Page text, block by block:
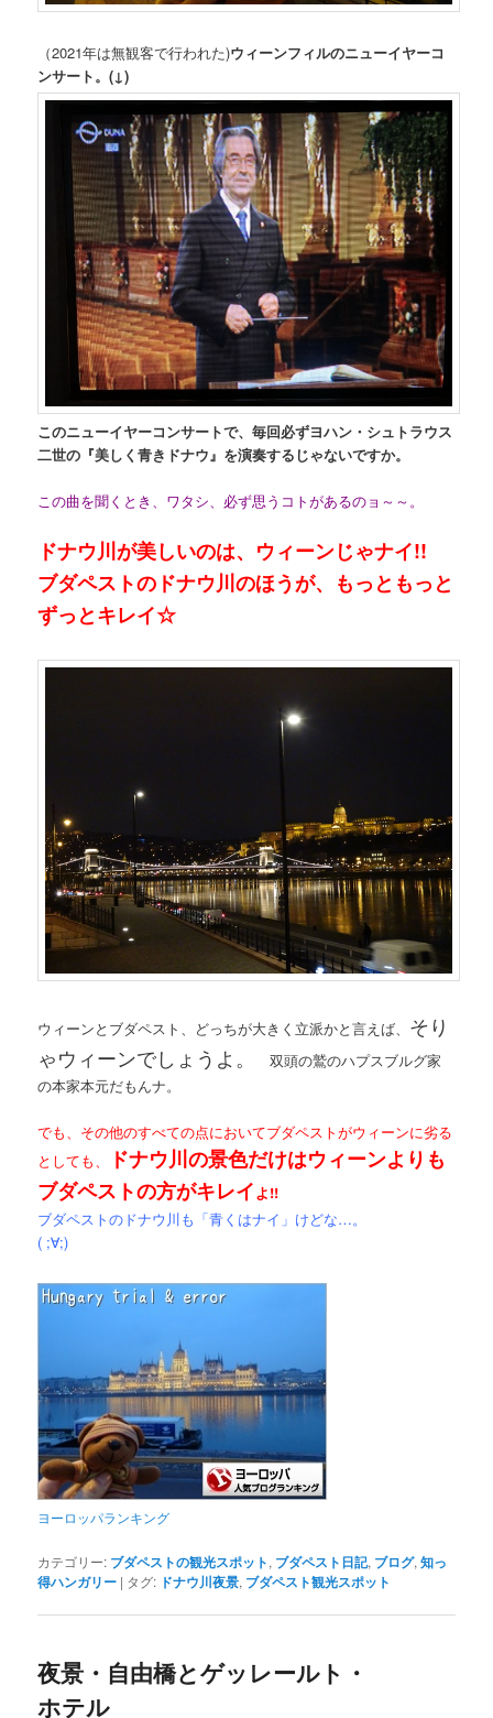
（2021年は無観客で行われた)ウィーンフィルのニューイヤーコ
ンサート。(↓)
このニューイヤーコンサートで、毎回必ずヨハン・シュトラウス
二世の『美しく青きドナウ』を演奏するじゃないですか。
この曲を聞くとき、ワタシ、必ず思うコトがあるのョ～～。
ドナウ川が美しいのは、ウィーンじゃナイ!!
ブダペストのドナウ川のほうが、もっともっと
ずっとキレイ☆
ウィーンとブダペスト、どっちが大きく立派かと言えば、 そり
ゃウィーンでしょうよ。
双頭の鷲のハプスブルグ家
の本家本元だもんナ。
でも、その他のすべての点においてブダペストがウィーンに劣る
としても、
ドナウ川の景色だけはウィーンよりも
ブダペストの方がキレイよ!!
ブダペストのドナウ川も「青くはナイ」けどな…。
( ;∀;)
ヨーロッパランキング
カテゴリー: ブダペストの観光スポット, ブダペスト日記, ブログ,知っ
得ハンガリー | タグ: ドナウ川夜景, ブダペスト観光スポット
夜景・自由橋とゲッレールト・
ホテル